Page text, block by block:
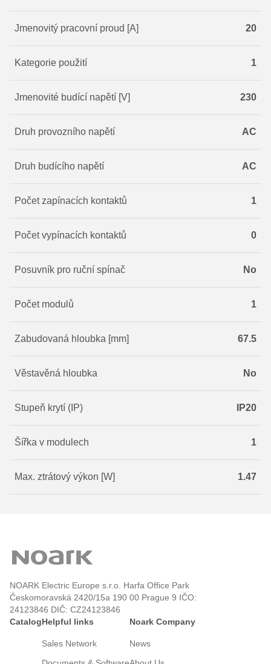
Jmenovitý pracovní proud [A] 20
Kategorie použití 1
Jmenovité budící napětí [V] 230
Druh provozního napětí AC
Druh budícího napětí AC
Počet zapínacích kontaktů 1
Počet vypínacích kontaktů 0
Posuvník pro ruční spínač No
Počet modulů 1
Zabudovaná hloubka [mm] 67.5
Věstavěná hloubka No
Stupeň krytí (IP) IP20
Šířka v modulech 1
Max. ztrátový výkon [W] 1.47
NOARK Electric Europe s.r.o. Harfa Office Park
Českomoravská 2420/15a 190 00 Prague 9 IČO:
24123846 DIČ: CZ24123846
CatalogHelpful links
Sales Network
Noark Company
News